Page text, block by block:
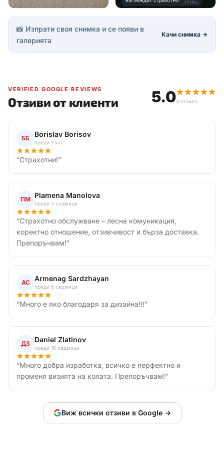
📸 Изпрати своя снимка и се появи в
галерията
Качи снимка →
VERIFIED GOOGLE REVIEWS
Отзиви от клиенти 5.04 отзива
ББ Borislav Borisov
преди 1 час
“Страхотни!”
ПМ Plamena Manolova
преди 3 седмици
“Страхотно обслужване – лесна комуникация,
коректно отношение, отзивчивост и бърза доставка.
Препоръчвам!”
АС Armenag Sardzhayan
преди 6 седмици
“Много е яко благодаря за дизайна!!!”
ДЗ Daniel Zlatinov
преди 15 седмици
“Много добра изработка, всичко е перфектно и
променя визията на колата. Препоръчвам!”
Виж всички отзиви в Google →